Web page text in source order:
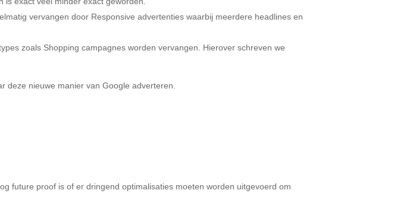
vervangen door Responsive advertenties waarbij meerdere headlines en
zoals Shopping campagnes worden vervangen. Hierover schreven we
deze nieuwe manier van Google adverteren.
future proof is of er dringend optimalisaties moeten worden uitgevoerd om